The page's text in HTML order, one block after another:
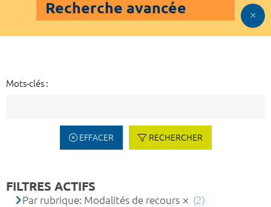
Recherche avancée
Mots-clés :
EFFACER RECHERCHER
FILTRES ACTIFS
Par rubrique: Modalités de recours (2)